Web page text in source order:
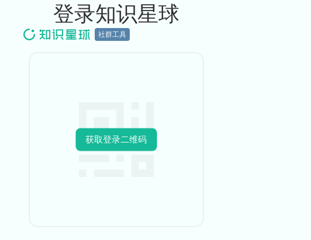
社群工具
登录知识星球
获取登录二维码